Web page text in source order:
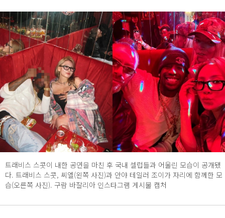
트래비스 스콧이 내한 공연을 마친 후 국내 셀럽들과 어울린 모습이 공개됐
다. 트래비스 스콧, 씨엘(왼쪽 사진)과 안야 테일러 조이가 자리에 함께한 모
습(오른쪽 사진). 구람 바잘리아 인스타그램 게시물 캡처